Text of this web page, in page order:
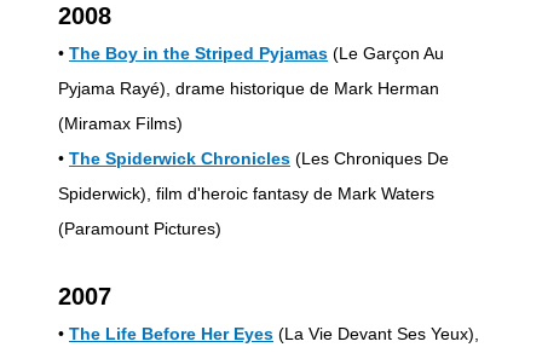
2008
• The Boy in the Striped Pyjamas (Le Garçon Au
Pyjama Rayé), drame historique de Mark Herman
(Miramax Films)
• The Spiderwick Chronicles (Les Chroniques De
Spiderwick), film d'heroic fantasy de Mark Waters
(Paramount Pictures)
2007
• The Life Before Her Eyes (La Vie Devant Ses Yeux),